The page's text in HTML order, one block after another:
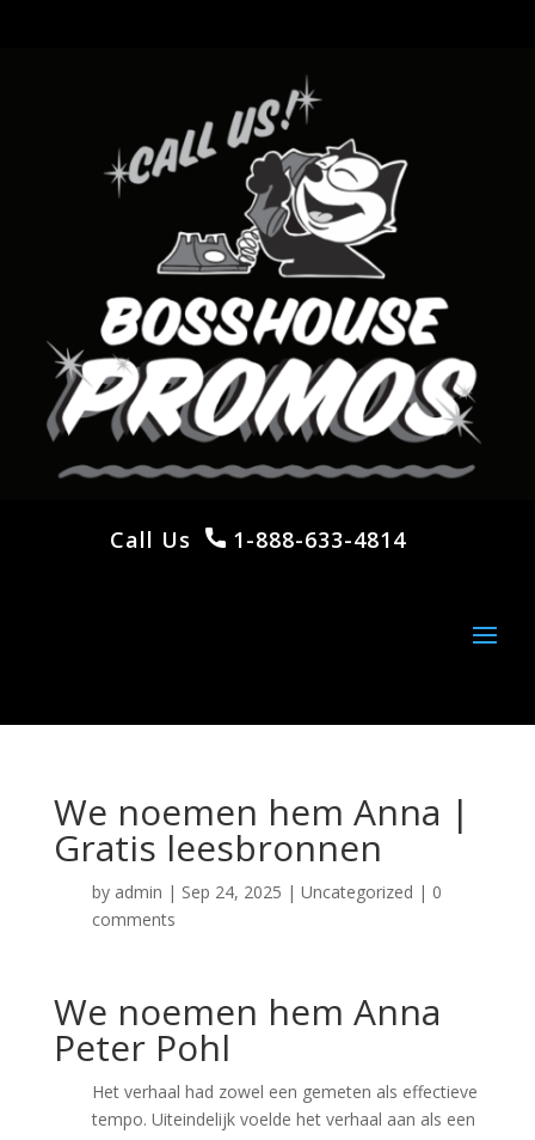
Call Us 1-888-633-4814
We noemen hem Anna |
Gratis leesbronnen
by admin | Sep 24, 2025 | Uncategorized | 0
comments
We noemen hem Anna
Peter Pohl
Het verhaal had zowel een gemeten als effectieve
tempo. Uiteindelijk voelde het verhaal aan als een